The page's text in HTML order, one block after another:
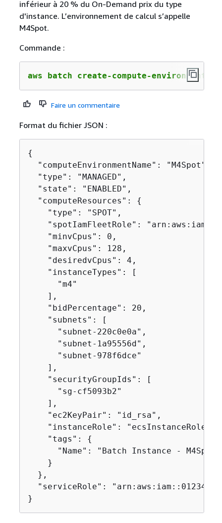
inférieur à 20 % du On-Demand prix du type
d'instance. L’environnement de calcul s’appelle
M4Spot.
Commande :
aws batch create-compute-
Faire un commentaire
Format du fichier JSON :
{
  "computeEnvironmentName": "M4Spot",
  "type": "MANAGED",
  "state": "ENABLED",
  "computeResources":
{
    "type": "SPOT",
"spotIamFleetRole":
    "minvCpus": 0,
    "maxvCpus": 128,
    "desiredvCpus": 4,
    "instanceTypes": [
      "m4"
    ],
    "bidPercentage": 20,
    "subnets": [
      "subnet-220c0e0a",
      "subnet-1a95556d",
      "subnet-978f6dce"
    ],
    "securityGroupIds": [
      "sg-cf5093b2"
    ],
    "ec2KeyPair": "id_rsa",
    "instanceRole": "ecsInstanceRole",
    "tags":
{
      "Name": "Batch Instance - M4Spot"
    }
  },
"serviceRole":
}